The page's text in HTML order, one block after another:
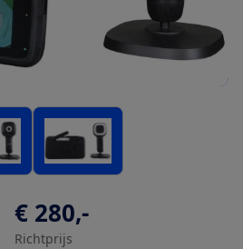
€ 280,-
Richtprijs